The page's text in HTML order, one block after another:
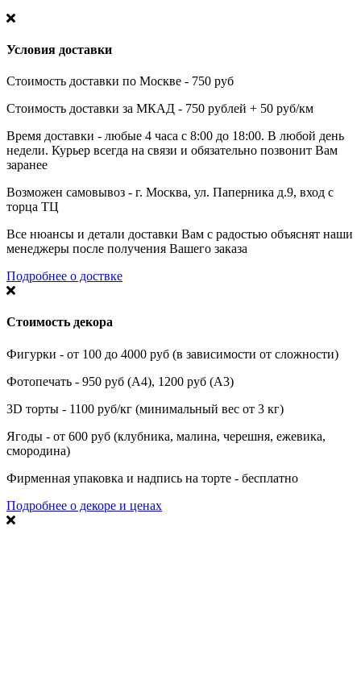
Условия доставки
Стоимость доставки по Москве - 750 руб
Стоимость доставки за МКАД - 750 рублей + 50 руб/км
Время доставки - любые 4 часа с 8:00 до 18:00. В любой день
недели. Курьер всегда на связи и обязательно позвонит Вам
заранее
Возможен самовывоз - г. Москва, ул. Паперника д.9, вход с
торца ТЦ
Все нюансы и детали доставки Вам с радостью объяснят наши
менеджеры после получения Вашего заказа
Подробнее о доствке
Стоимость декора
Фигурки - от 100 до 4000 руб (в зависимости от сложности)
Фотопечать - 950 руб (А4), 1200 руб (А3)
3D торты - 1100 руб/кг (минимальный вес от 3 кг)
Ягоды - от 600 руб (клубника, малина, черешня, ежевика,
смородина)
Фирменная упаковка и надпись на торте - бесплатно
Подробнее о декоре и ценах